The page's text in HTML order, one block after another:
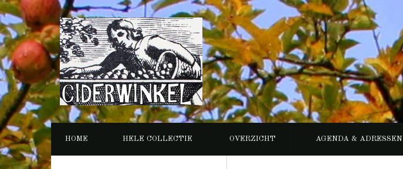
HOME HELE COLLECTIE OVERZICHT AGENDA & ADRESSEN